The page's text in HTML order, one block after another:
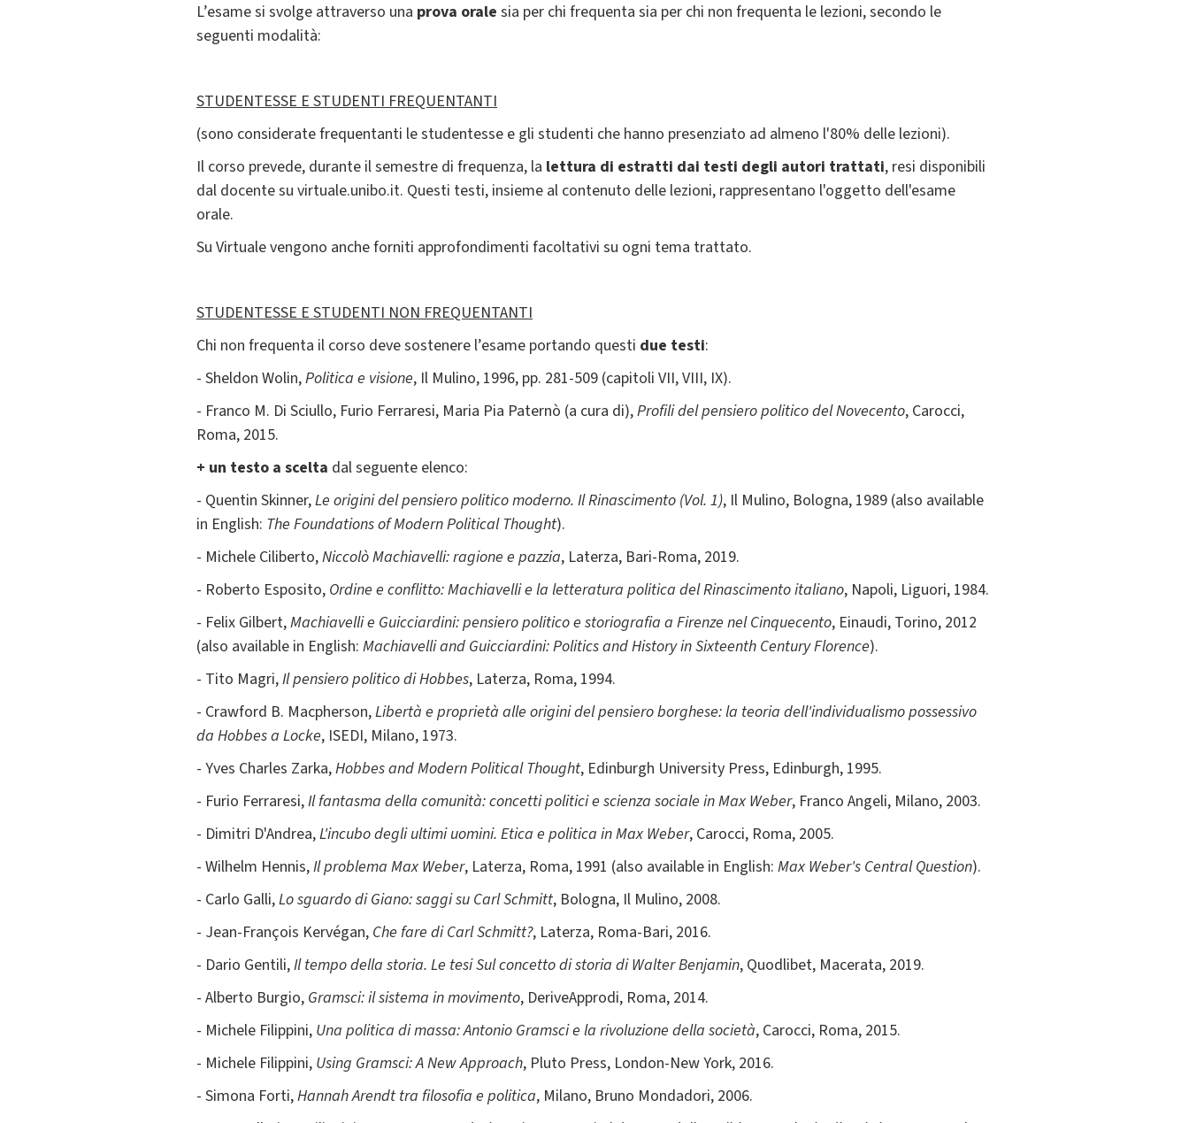
L’esame si svolge attraverso una prova orale sia per chi frequenta sia per chi non frequenta le lezioni, secondo le
seguenti modalità:
STUDENTESSE E STUDENTI FREQUENTANTI
(sono considerate frequentanti le studentesse e gli studenti che hanno presenziato ad almeno l'80% delle lezioni).
Il corso prevede, durante il semestre di frequenza, la lettura di estratti dai testi degli autori trattati, resi disponibili
dal docente su virtuale.unibo.it. Questi testi, insieme al contenuto delle lezioni, rappresentano l'oggetto dell'esame
orale.
Su Virtuale vengono anche forniti approfondimenti facoltativi su ogni tema trattato.
STUDENTESSE E STUDENTI NON FREQUENTANTI
Chi non frequenta il corso deve sostenere l’esame portando questi due testi:
- Sheldon Wolin,Politica e visione, Il Mulino, 1996, pp. 281-509 (capitoli VII, VIII, IX).
- Franco M. Di Sciullo, Furio Ferraresi, Maria Pia Paternò (a cura di),Profili del pensiero politico del Novecento, Carocci,
Roma, 2015.
+ un testo a scelta dal seguente elenco:
- Quentin Skinner,Le origini del pensiero politico moderno. Il Rinascimento (Vol. 1), Il Mulino, Bologna, 1989 (also available
in English: The Foundations of Modern Political Thought).
- Michele Ciliberto,Niccolò Machiavelli: ragione e pazzia, Laterza, Bari-Roma, 2019.
- Roberto Esposito, Ordine e conflitto: Machiavelli e la letteratura politica del Rinascimento italiano, Napoli, Liguori, 1984.
- Felix Gilbert,Machiavelli e Guicciardini: pensiero politico e storiografia a Firenze nel Cinquecento, Einaudi, Torino, 2012
(also available in English: Machiavelli and Guicciardini: Politics and History in Sixteenth Century Florence).
- Tito Magri,Il pensiero politico di Hobbes, Laterza, Roma, 1994.
- Crawford B. Macpherson,Libertà e proprietà alle origini del pensiero borghese: la teoria dell'individualismo possessivo
da Hobbes a Locke, ISEDI, Milano, 1973.
- Yves Charles Zarka,Hobbes and Modern Political Thought, Edinburgh University Press, Edinburgh, 1995.
- Furio Ferraresi,Il fantasma della comunità: concetti politici e scienza sociale in Max Weber, Franco Angeli, Milano, 2003.
- Dimitri D'Andrea,L'incubo degli ultimi uomini. Etica e politica in Max Weber, Carocci, Roma, 2005.
- Wilhelm Hennis,Il problema Max Weber, Laterza, Roma, 1991 (also available in English: Max Weber's Central Question).
- Carlo Galli,Lo sguardo di Giano: saggi su Carl Schmitt, Bologna, Il Mulino, 2008.
- Jean-François Kervégan, Che fare di Carl Schmitt?, Laterza, Roma-Bari, 2016.
- Dario Gentili,Il tempo della storia. Le tesi Sul concetto di storia di Walter Benjamin, Quodlibet, Macerata, 2019.
- Alberto Burgio, Gramsci: il sistema in movimento, DeriveApprodi, Roma, 2014.
- Michele Filippini, Una politica di massa: Antonio Gramsci e la rivoluzione della società, Carocci, Roma, 2015.
- Michele Filippini, Using Gramsci: A New Approach, Pluto Press, London-New York, 2016.
- Simona Forti,Hannah Arendt tra filosofia e politica, Milano, Bruno Mondadori, 2006.